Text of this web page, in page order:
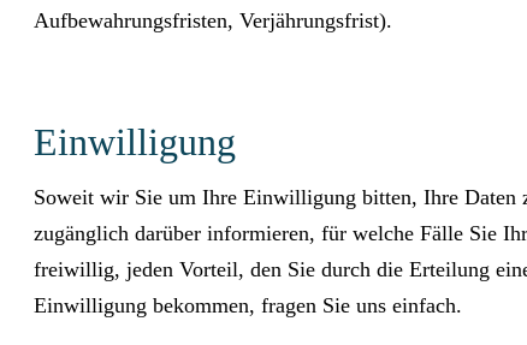
Aufbewahrungsfristen, Verjährungsfrist).
Einwilligung
Soweit wir Sie um Ihre Einwilligung bitten, Ihre Daten
zugänglich darüber informieren, für welche Fälle Sie
freiwillig, jeden Vorteil, den Sie durch die Erteilung
Einwilligung bekommen, fragen Sie uns einfach.